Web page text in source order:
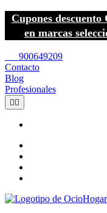
Cupones
en marcas
900649209
Contacto
Blog
Profesionales
 